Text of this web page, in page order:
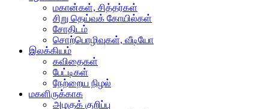
மகான்கள், சித்தர்கள்
சிறு தெய்வக் கோயில்கள்
சோதிடம்
சொற்பொழிவுகள், வீடியோ
இலக்கியம்
கவிதைகள்
பேட்டிகள்
நேற்றைய நிழல்
மகளிருக்காக
அழகுக் குறிப்பு